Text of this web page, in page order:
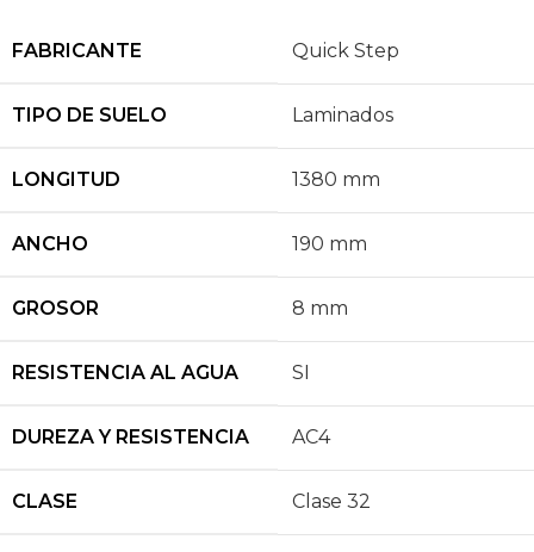
FABRICANTE Quick Step
TIPO DE SUELO Laminados
LONGITUD 1380 mm
ANCHO 190 mm
GROSOR 8 mm
RESISTENCIA AL AGUA SI
DUREZA Y RESISTENCIA AC4
CLASE Clase 32